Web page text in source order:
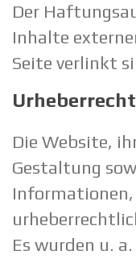
Der
Inhalte
Seite verlinkt
Die Website,
Gestaltung
Informationen,
Es wurden u.